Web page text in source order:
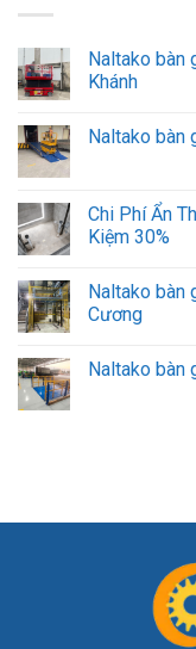
Naltako bàn
Khánh
Naltako bàn
Chi Phí Ẩn
Kiệm 30%
Naltako bàn
Cương
Naltako bàn